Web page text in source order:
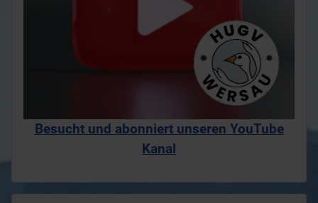
Besucht und abonniert unseren YouTube
Kanal